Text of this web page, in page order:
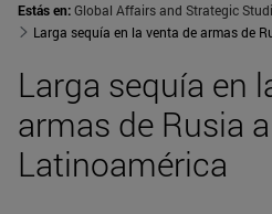
Estás en:Global Affairs and Strategic
Larga sequía en
armas de Rusia a
Latinoamérica